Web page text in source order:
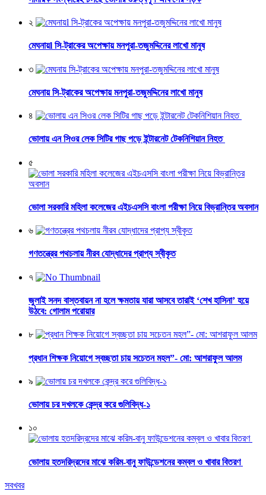
২
মেঘনায়l সি-ট্রাকের অপেক্ষায় মনপুরা-তজুমদ্দিনের লাখো মানুষ
৩
মেঘনায় সি-ট্রাকের অপেক্ষায় মনপুরা-তজুমদ্দিনের লাখো মানুষ
৪
ভোলায় এন সিওর লেক সিটির গাছ পড়ে ইন্টারনেট টেকনিশিয়ান নিহত
৫
ভোলা সরকারি মহিলা কলেজের এইচএসসি বাংলা পরীক্ষা নিয়ে বিভ্রান্তির অবসান
৬
গণতন্ত্রের পথচলায় নীরব যোদ্ধাদের প্রাপ্য স্বীকৃত
৭
জুলাই সনদ বাস্তবায়ন না হলে ক্ষমতায় যারা আসবে তারাই ‘শেখ হাসিনা’ হয়ে
উঠবে: গোলাম পরোয়ার
৮
প্রধান শিক্ষক নিয়োগে স্বচ্ছতা চায় সচেতন মহল”- মো: আশরাফুল আলম
৯
ভোলায় চর দখলকে কেন্দ্র করে গুলিবিদ্ধ-১
১০
ভোলায় হতদরিদ্রদের মাঝে করিম-বানু ফাউন্ডেশনের কম্বল ও খাবার বিতরণ
সবখবর